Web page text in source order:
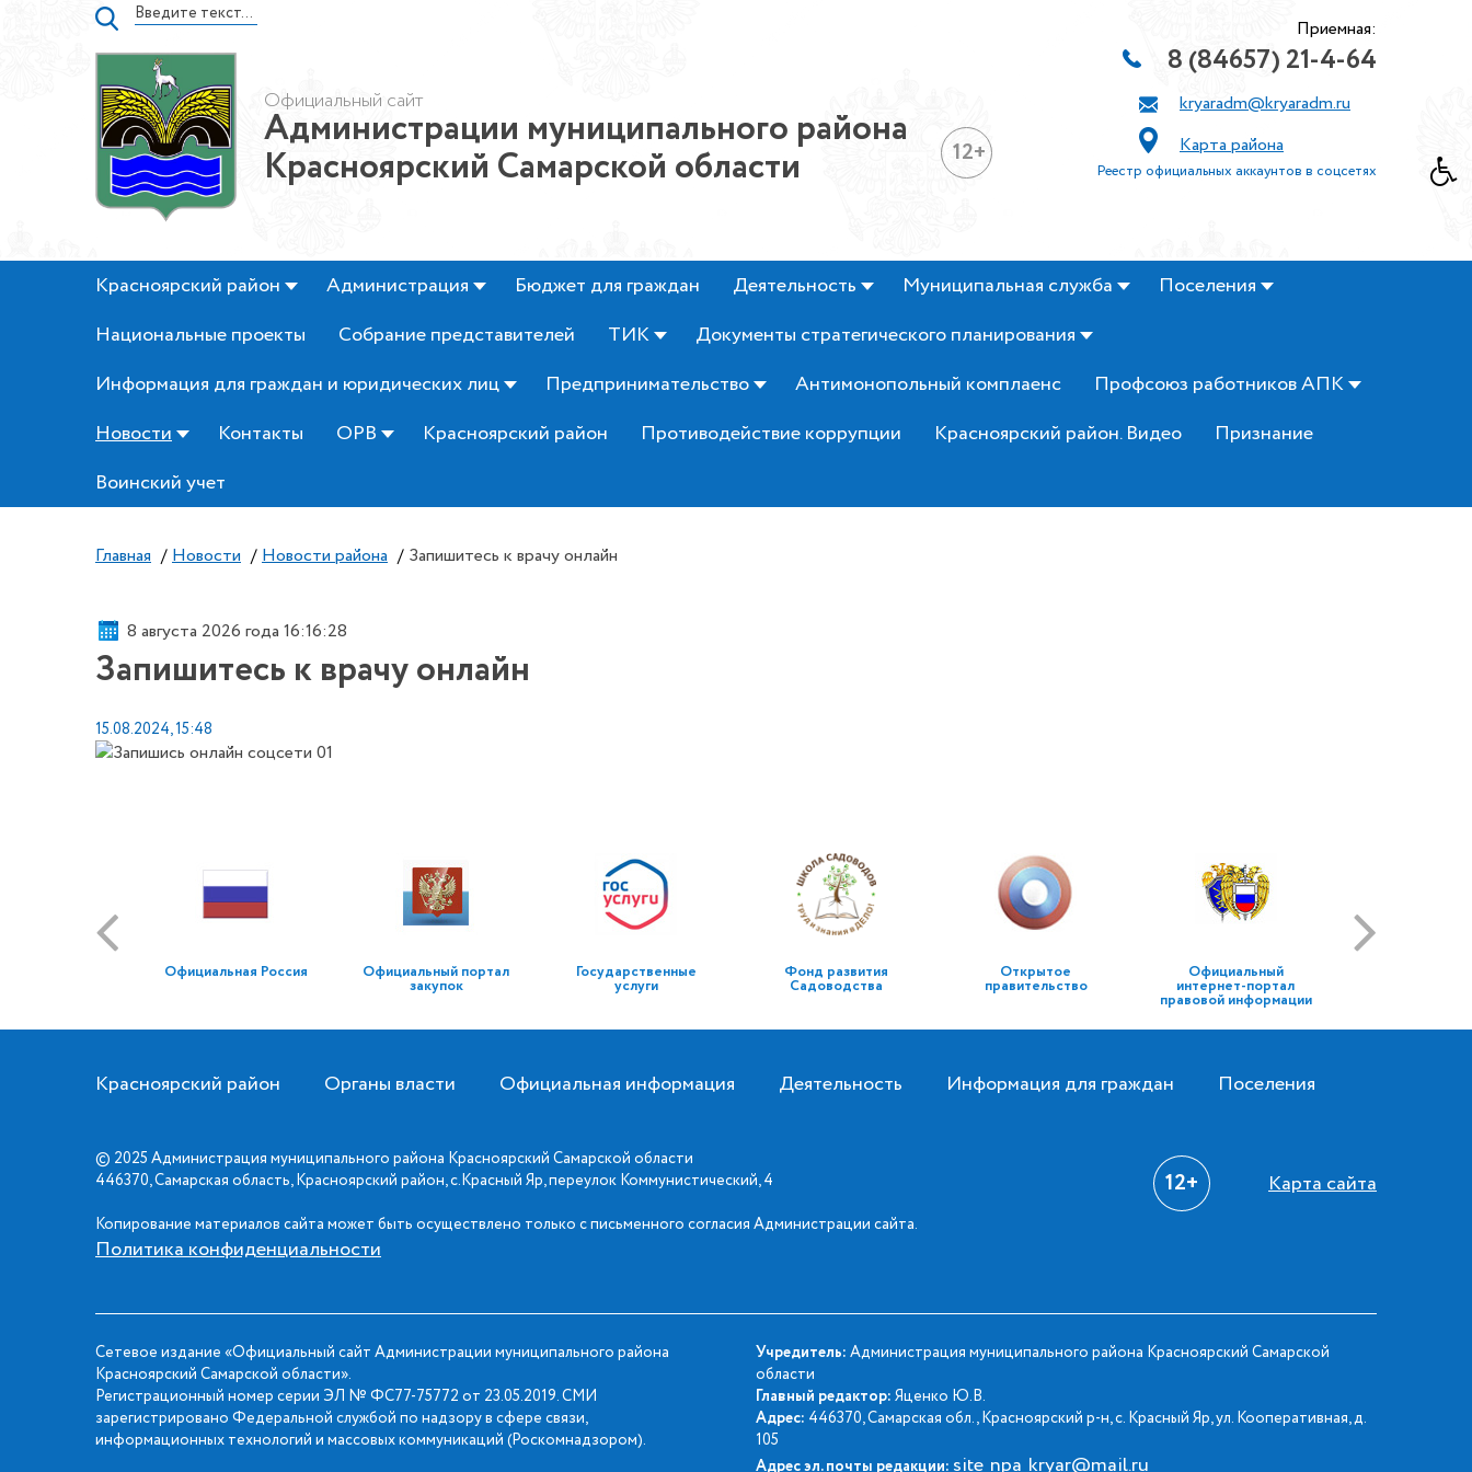
Официальный сайт
Администрации муниципального района
Красноярский Самарской области 12+
Приемная:
8 (84657) 21-4-64
kryaradm@kryaradm.ru
Карта района
Реестр официальных аккаунтов в соцсетях
Красноярский район Администрация Бюджет для граждан Деятельность Муниципальная служба
Поселения
Национальные проекты
Собрание представителей ТИК
Документы стратегического планирования
Информация для граждан и юридических лиц
Предпринимательство Антимонопольный комплаенс
Профсоюз работников АПК
Новости
Контакты ОРВ Красноярский район Противодействие коррупции Красноярский район. Видео
Признание
Воинский учет
Главная / Новости / Новости района / Запишитесь к врачу онлайн
8 августа 2026 года 16:16:28
Запишитесь к врачу онлайн
15.08.2024, 15:48
Официальная Россия Официальный портал
закупок
Государственные
услуги
Фонд развития
Садоводства
Открытое
правительство
Официальный
интернет-портал
правовой информации
Красноярский район Органы власти Официальная информация Деятельность Информация для граждан Поселения
© 2025 Администрация муниципального района Красноярский Самарской области
446370, Самарская область, Красноярский район, с.Красный Яр, переулок Коммунистический, 4
Копирование материалов сайта может быть осуществлено только с письменного согласия Администрации сайта.
Политика конфиденциальности
12+ Карта сайта
Сетевое издание «Официальный сайт Администрации муниципального района
Красноярский Самарской области».
Регистрационный номер серии ЭЛ № ФС77-75772 от 23.05.2019. СМИ
зарегистрировано Федеральной службой по надзору в сфере связи,
информационных технологий и массовых коммуникаций (Роскомнадзором).
Учредитель: Администрация муниципального района Красноярский Самарской
области
Главный редактор: Яценко Ю.В.
Адрес: 446370, Самарская обл., Красноярский р-н, с. Красный Яр, ул. Кооперативная, д.
105
Адрес эл. почты редакции: site_npa_kryar@mail.ru